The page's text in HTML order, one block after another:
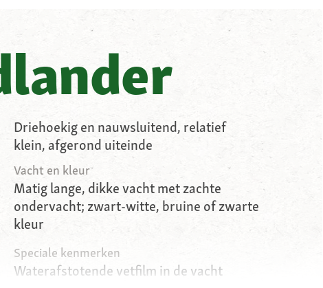
Driehoekig en nauwsluitend, relatief
klein, afgerond uiteinde
Vacht en kleur
Matig lange, dikke vacht met zachte
ondervacht; zwart-witte, bruine of zwarte
kleur
Speciale kenmerken
Waterafstotende vetfilm in de vacht